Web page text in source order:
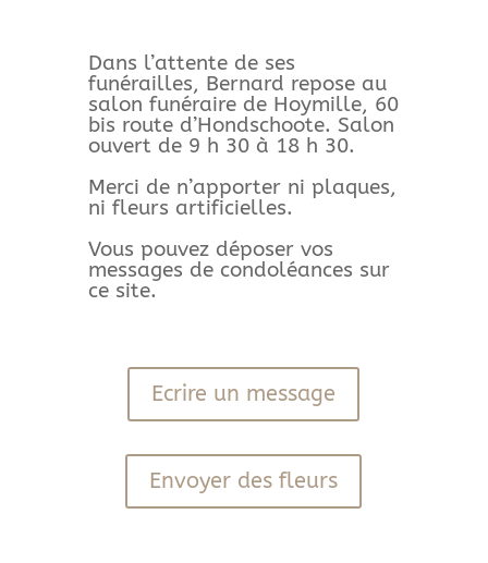
Dans l’attente de ses
funérailles, Bernard repose au
salon funéraire de Hoymille, 60
bis route d’Hondschoote. Salon
ouvert de 9 h 30 à 18 h 30.
Merci de n’apporter ni plaques,
ni fleurs artificielles.
Vous pouvez déposer vos
messages de condoléances sur
ce site.
Ecrire un message
Envoyer des fleurs